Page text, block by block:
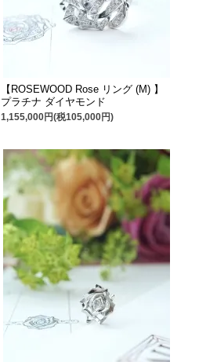
【ROSEWOOD Rose リング (M) 】
プラチナ ダイヤモンド
1,155,000円(税105,000円)